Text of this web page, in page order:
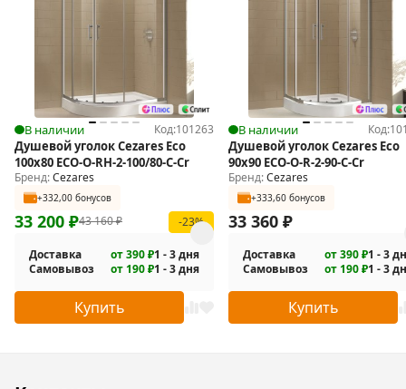
магнитные уплотнители и резинотехнические изделия из
качественных полимерных материалов.
Монтаж на поддон, пристенный в угол, на пол.
В комплекте поставки: душевой уголок: стекла, фурнитура.
В наличии Код:101263
Душевой уголок Cezares Eco
100х80 ECO-O-RH-2-100/80-C-Cr
Бренд:Cezares
+332,00 бонусов
43 160₽
33 200 ₽ -23%
Доставка от 390 ₽1 - 3 дня
Самовывоз
от 190 ₽1 - 3 дня
Купить
В наличии Код:
Душевой уголок Cezares Eco
90x90 ECO-O-R-2-90-C-Cr
Бренд:Cezares
+333,60 бонусов
33 360 ₽
Доставка от 390 ₽1 - 3
Самовывоз
от 190 ₽1 - 3
Купить